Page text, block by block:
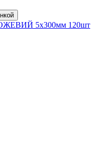
5х300мм 120шт